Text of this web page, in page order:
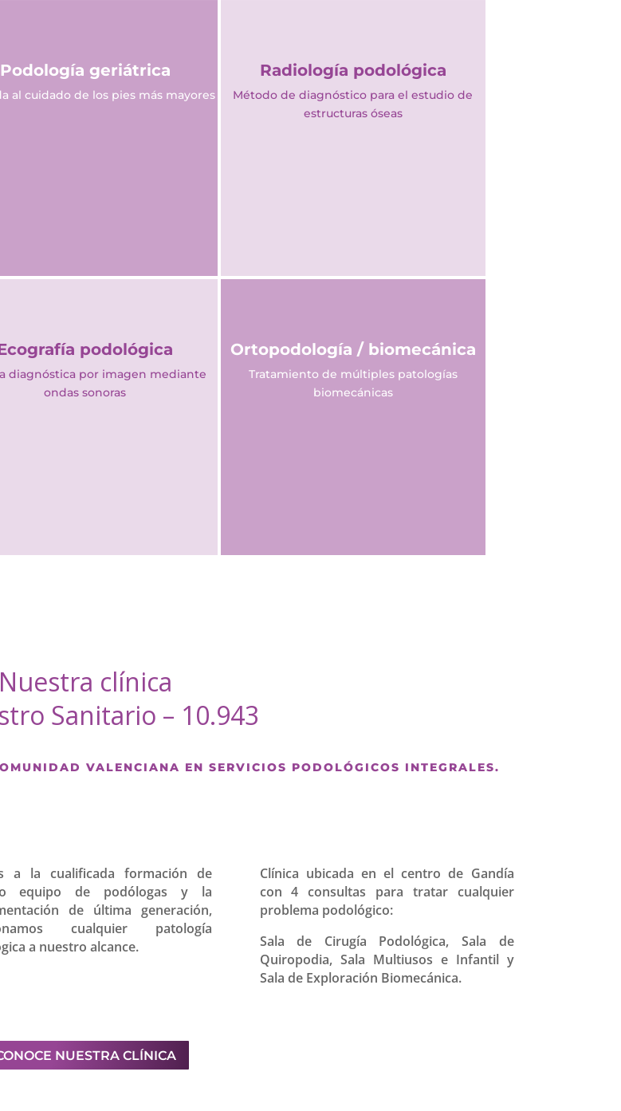
Podología geriátrica
al cuidado de los pies más mayores
podológica
diagnóstica por imagen mediante
ondas sonoras
Radiología podológica
Método de diagnóstico para el estudio de
estructuras óseas
Ortopodología / biomecánica
Tratamiento de múltiples patologías
biomecánicas
Nuestra clínica
Sanitario – 10.943
VALENCIANA EN SERVICIOS PODOLÓGICOS INTEGRALES.
a la cualificada formación de
equipo de podólogas y la
de última generación,
cualquier patología
a nuestro alcance.
Clínica ubicada en el centro de Gandía
con 4 consultas para tratar cualquier
problema podológico:
Sala de Cirugía Podológica, Sala de
Quiropodia, Sala Multiusos e Infantil y
Sala de Exploración Biomecánica.
NUESTRA CLÍNICA